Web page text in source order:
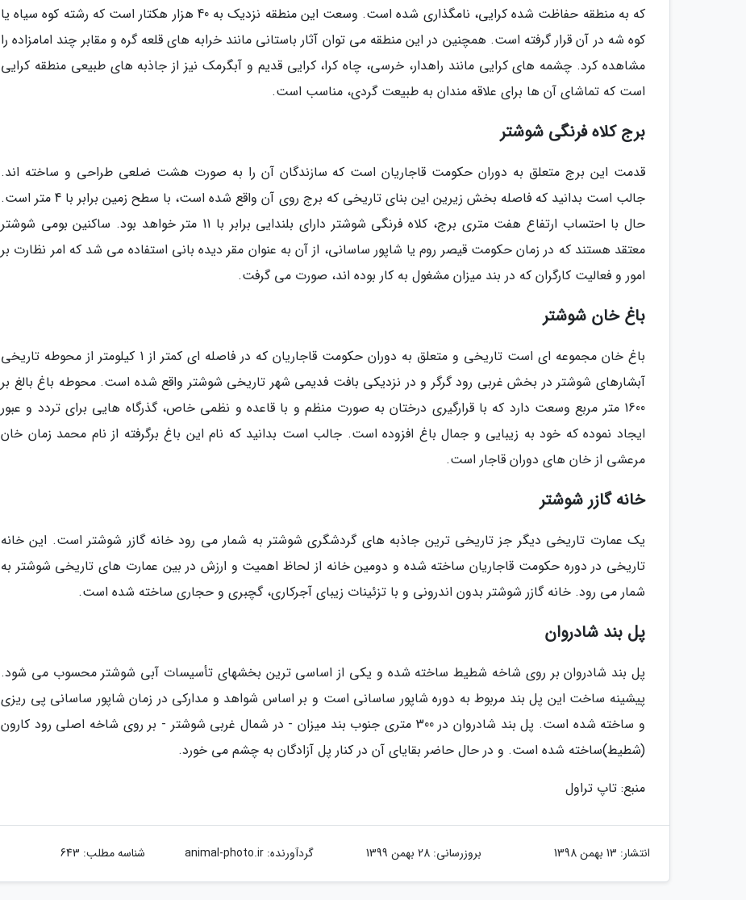
که به منطقه حفاظت شده کرایی، نامگذاری شده است. وسعت این منطقه نزدیک به 40 هزار هکتار است که رشته کوه سیاه یا
کوه شه در آن قرار گرفته است. همچنین در این منطقه می توان آثار باستانی مانند خرابه های قلعه گره و مقابر چند امامزاده را
مشاهده کرد. چشمه های کرایی مانند راهدار، خرسی، چاه کرا، کرایی قدیم و آبگرمک نیز از جاذبه های طبیعی منطقه کرایی
است که تماشای آن ها برای علاقه مندان به طبیعت گردی، مناسب است.
برج کلاه فرنگی شوشتر
قدمت این برج متعلق به دوران حکومت قاجاریان است که سازندگان آن را به صورت هشت ضلعی طراحی و ساخته اند.
جالب است بدانید که فاصله بخش زیرین این بنای تاریخی که برج روی آن واقع شده است، با سطح زمین برابر با 4 متر است.
حال با احتساب ارتفاع هفت متری برج، کلاه فرنگی شوشتر دارای بلندایی برابر با 11 متر خواهد بود. ساکنین بومی شوشتر
معتقد هستند که در زمان حکومت قیصر روم یا شاپور ساسانی، از آن به عنوان مقر دیده بانی استفاده می شد که امر نظارت بر
امور و فعالیت کارگران که در بند میزان مشغول به کار بوده اند، صورت می گرفت.
باغ خان شوشتر
باغ خان مجموعه ای است تاریخی و متعلق به دوران حکومت قاجاریان که در فاصله ای کمتر از 1 کیلومتر از محوطه تاریخی
آبشارهای شوشتر در بخش غربی رود گرگر و در نزدیکی بافت فدیمی شهر تاریخی شوشتر واقع شده است. محوطه باغ بالغ بر
1600 متر مربع وسعت دارد که با قرارگیری درختان به صورت منظم و با قاعده و نظمی خاص، گذرگاه هایی برای تردد و عبور
ایجاد نموده که خود به زیبایی و جمال باغ افزوده است. جالب است بدانید که نام این باغ برگرفته از نام محمد زمان خان
مرعشی از خان های دوران قاجار است.
خانه گازر شوشتر
یک عمارت تاریخی دیگر جز تاریخی ترین جاذبه های گردشگری شوشتر به شمار می رود خانه گازر شوشتر است. این خانه
تاریخی در دوره حکومت قاجاریان ساخته شده و دومین خانه از لحاظ اهمیت و ارزش در بین عمارت های تاریخی شوشتر به
شمار می رود. خانه گازر شوشتر بدون اندرونی و با تزئینات زیبای آجرکاری، گچبری و حجاری ساخته شده است.
پل بند شادروان
پل بند شادروان بر روی شاخه شطیط ساخته شده و یکی از اساسی ترین بخشهای تأسیسات آبی شوشتر محسوب می شود.
پیشینه ساخت این پل بند مربوط به دوره شاپور ساسانی است و بر اساس شواهد و مدارکی در زمان شاپور ساسانی پی ریزی
و ساخته شده است. پل بند شادروان در 300 متری جنوب بند میزان - در شمال غربی شوشتر - بر روی شاخه اصلی رود کارون
(شطیط)ساخته شده است. و در حال حاضر بقایای آن در کنار پل آزادگان به چشم می خورد.
منبع: تاپ تراول
انتشار: 13 بهمن 1398 بروزرسانی: 28 بهمن 1399 گردآورنده:animal-photo.ir شناسه مطلب: 643